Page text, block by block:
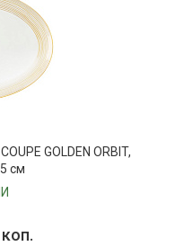
GOLDEN ORBIT,
см